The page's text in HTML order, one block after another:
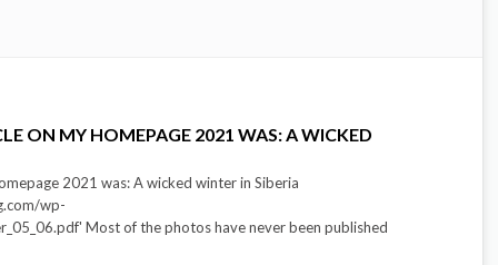
ON MY HOMEPAGE 2021 WAS: A WICKED
2021 was: A wicked winter in Siberia
wp-
Most of the photos have never been published